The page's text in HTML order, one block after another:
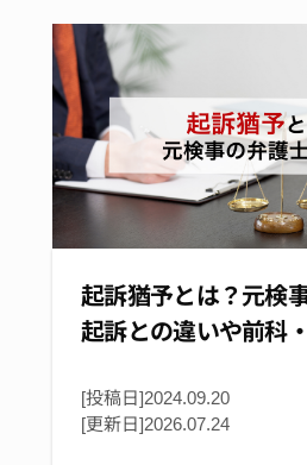
起訴猶予とは？元検
起訴との違いや前科
[投稿日]2024.09.20
[更新日]2026.07.24